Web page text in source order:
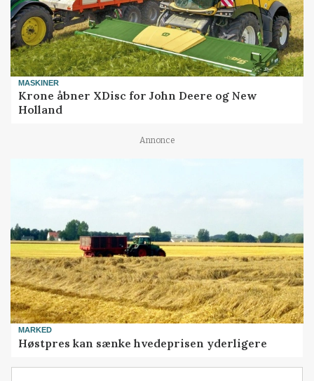
MASKINER
Krone åbner XDisc for John Deere og New
Holland
Annonce
MARKED
Høstpres kan sænke hvedeprisen yderligere